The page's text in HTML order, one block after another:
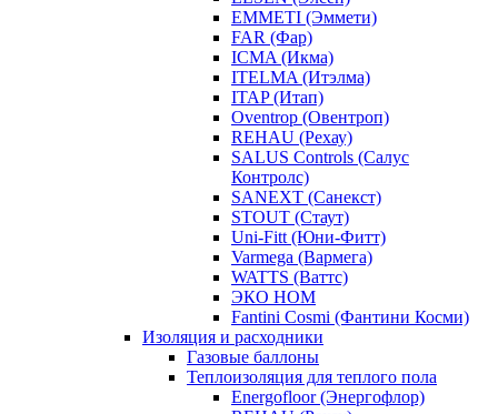
EMMETI (Эммети)
FAR (Фар)
ICMA (Икма)
ITELMA (Итэлма)
ITAP (Итап)
Oventrop (Овентроп)
REHAU (Рехау)
SALUS Controls (Салус
Контролс)
SANEXT (Санекст)
STOUT (Стаут)
Uni-Fitt (Юни-Фитт)
Varmega (Вармега)
WATTS (Ваттс)
ЭКО НОМ
Fantini Cosmi (Фантини Косми)
Изоляция и расходники
Газовые баллоны
Теплоизоляция для теплого пола
Energofloor (Энергофлор)